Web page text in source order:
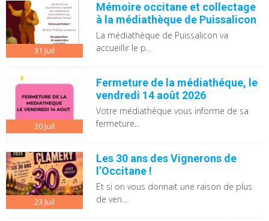
31 Juil
Mémoire occitane et collectage
à la médiathèque de Puissalicon
La médiathèque de Puissalicon va
accueillir le p...
30Juil
Fermeture de la médiathéque, le
vendredi 14 août 2026
Votre médiathèque vous informe de sa
fermeture...
23 Juil
Les 30 ans des Vignerons de
l’Occitane !
Et si on vous donnait une raison de plus
de ven...